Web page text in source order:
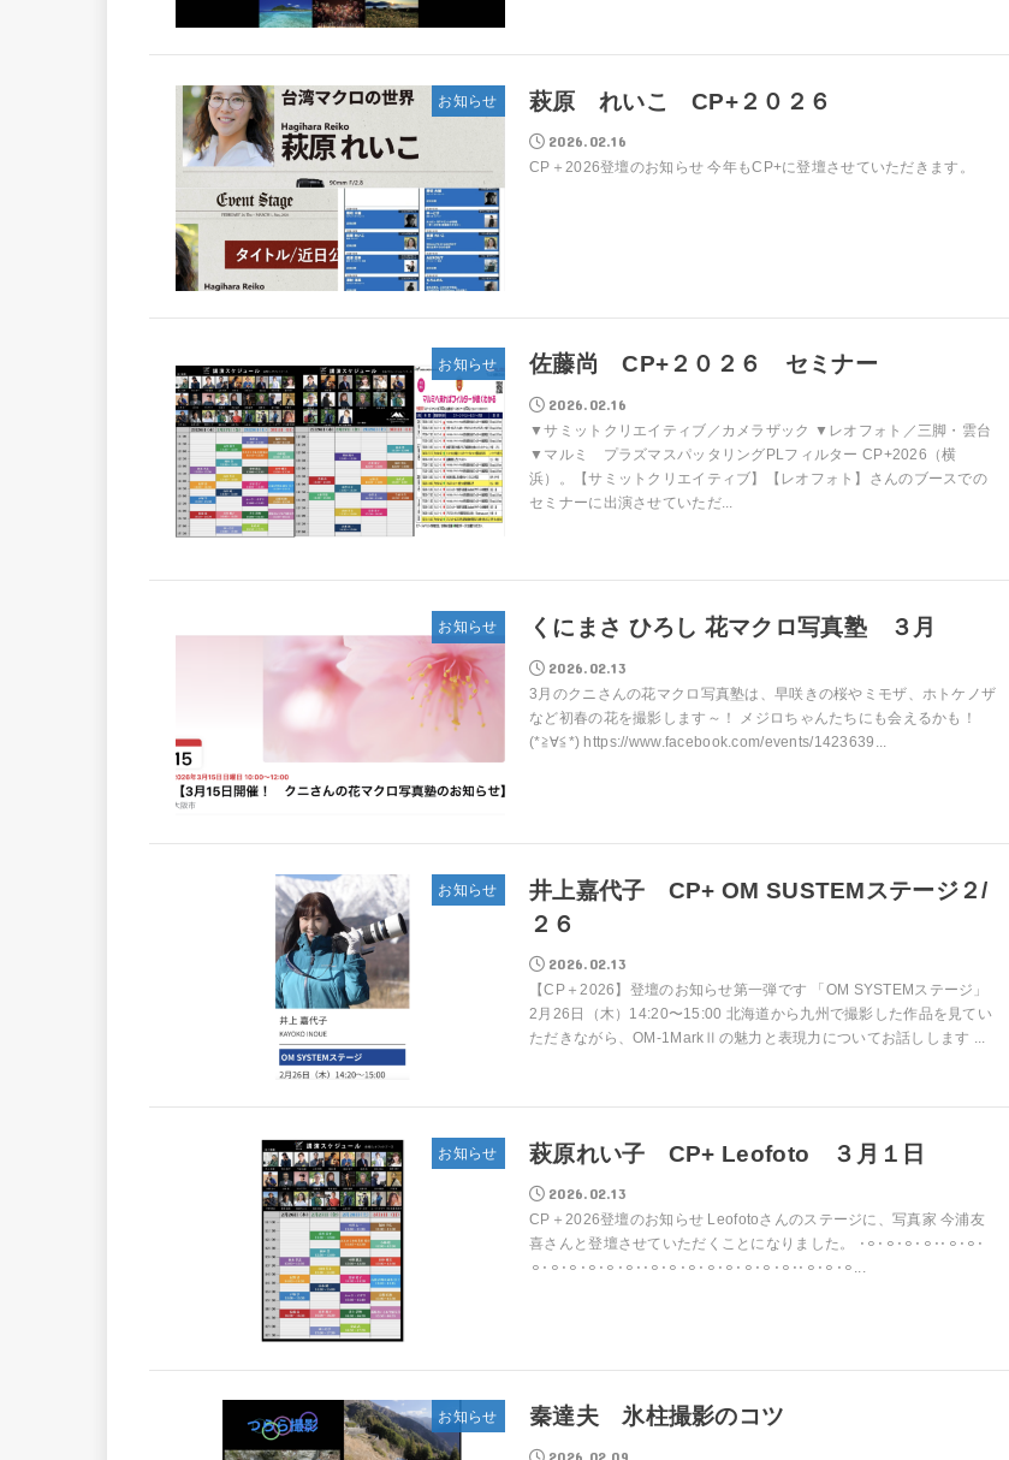
お知らせ 萩原 れいこ CP+２０２６
2026.02.16
CP＋2026登壇のお知らせ 今年もCP+に登壇させていただきます。
お知らせ 佐藤尚 CP+２０２６ セミナー
2026.02.16
▼サミットクリエイティブ／カメラザック ▼レオフォト／三脚・雲台
▼マルミ プラズマスパッタリングPLフィルター CP+2026（横
浜）。【サミットクリエイティブ】【レオフォト】さんのブースでの
セミナーに出演させていただ...
お知らせ くにまさ ひろし 花マクロ写真塾 ３月
2026.02.13
3月のクニさんの花マクロ写真塾は、早咲きの桜やミモザ、ホトケノザ
など初春の花を撮影します～！ メジロちゃんたちにも会えるかも！
(*≧∀≦*) https://www.facebook.com/events/1423639...
お知らせ
井上嘉代子 CP+ OM SUSTEMステージ２/
２６
2026.02.13
【CP＋2026】登壇のお知らせ第一弾です 「OM SYSTEMステージ」
2月26日（木）14:20〜15:00 北海道から九州で撮影した作品を見てい
ただきながら、OM-1MarkⅡの魅力と表現力についてお話しします ...
お知らせ 萩原れい子 CP+ Leofoto ３月１日
2026.02.13
CP＋2026登壇のお知らせ Leofotoさんのステージに、写真家 今浦友
喜さんと登壇させていただくことになりました。 𐄁𐄙𐄁𐄙𐄁𐄙𐄁𐄙𐄁𐄁𐄙𐄁𐄙𐄁
𐄙𐄁𐄙𐄁𐄙𐄁𐄙𐄁𐄙𐄁𐄙𐄁𐄁𐄙𐄁𐄙𐄁𐄙𐄁𐄙𐄁𐄙𐄁𐄙𐄁𐄙𐄁𐄙𐄁𐄁𐄙𐄁𐄙𐄁𐄙...
お知らせ 秦達夫 氷柱撮影のコツ
2026.02.09